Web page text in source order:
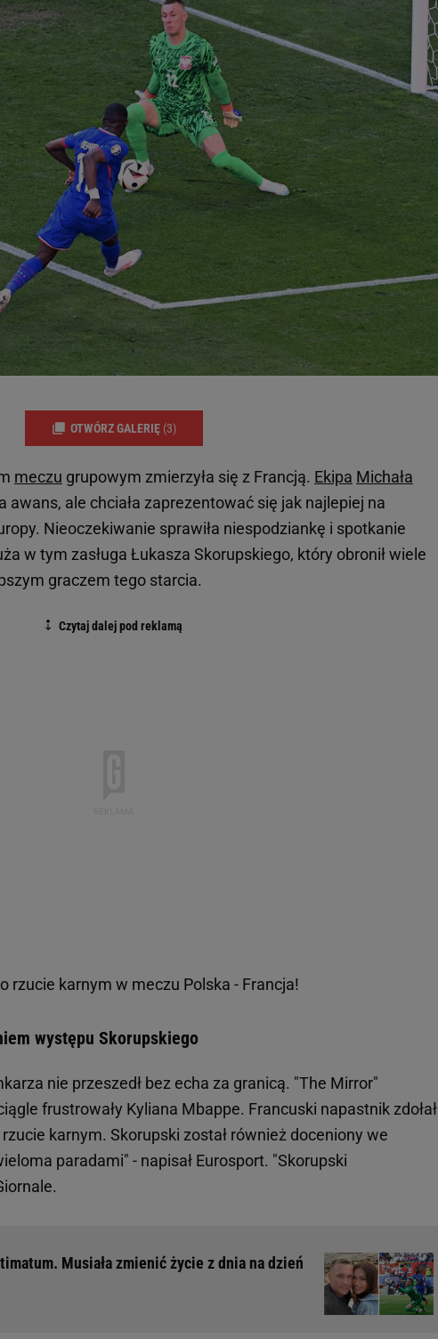
OTWÓRZ GALERIĘ (3)
meczu grupowym zmierzyła się z Francją. Ekipa Michała
awans, ale chciała zaprezentować się jak najlepiej na
Nieoczekiwanie sprawiła niespodziankę i spotkanie
w tym zasługa Łukasza Skorupskiego, który obronił wiele
graczem tego starcia.
rzucie karnym w meczu Polska - Francja!
występu Skorupskiego
nie przeszedł bez echa za granicą. "The Mirror"
frustrowały Kyliana Mbappe. Francuski napastnik zdołał
karnym. Skorupski został również doceniony we
paradami" - napisał Eurosport. "Skorupski
Musiała zmienić życie z dnia na dzień